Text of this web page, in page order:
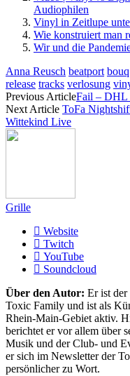
Audiophilen
Vinyl in Zeitlupe
Wie konstruiert man
Wir und die
Anna Reusch beatport bouq
release tracks verlosung
Previous ArticleFail – DHL
Next Article ToFa
Wittekind Live
Grille
Website
Twitch
YouTube
Soundcloud
Über den Autor: Er ist
Toxic Family und ist als
Rhein-Main-Gebiet aktiv.
berichtet er vor allem über
Musik und der Club- und
er sich im Newsletter der
persönlicher zu Wort.